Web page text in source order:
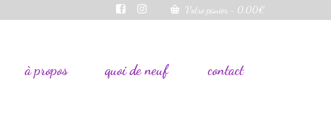
Votre panier - 0,00€
à propos quoi de neuf contact